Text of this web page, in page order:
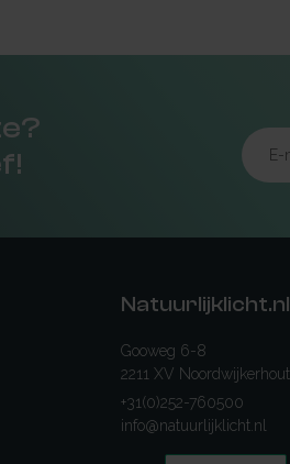
Natuurlijklicht.nl
Gooweg 6-8
2211 XV Noordwijkerhout
+31(0)252-760500
info@natuurlijklicht.nl